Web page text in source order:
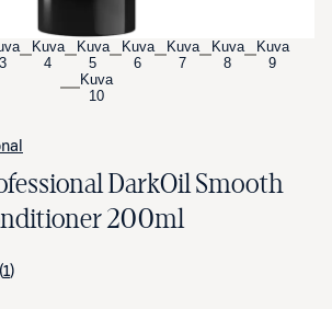
3
Kuva
4
Kuva
5
Kuva
6
Kuva
7
Kuva
8
Kuva
9
Kuva
10
DarkOil Smooth
200ml
Siirry arvioihin
1
kappale